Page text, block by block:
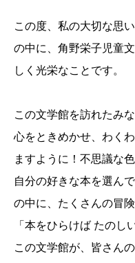
この度、私の大切な思
の中に、角野栄子児童
しく光栄なことです。
この文学館を訪れたみ
心をときめかせ、わく
ますように！不思議な
自分の好きな本を選ん
の中に、たくさんの冒
「本をひらけば たのし
この文学館が、皆さん